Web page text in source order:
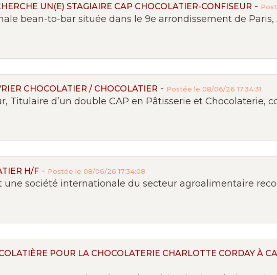
UN(E) STAGIAIRE CAP CHOCOLATIER-CONFISEUR -
bean-to-bar située dans le 9e arrondissement de Paris,
CHOCOLATIER / CHOCOLATIER - Postée le 08/06/26 17:34:31
Titulaire d’un double CAP en Pâtisserie et Chocolaterie,
H/F - Postée le 08/06/26 17:34:08
une société internationale du secteur agroalimentaire
POUR LA CHOCOLATERIE CHARLOTTE CORDAY À